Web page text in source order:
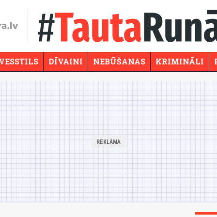
DĪVAINI NEBŪŠANAS KRIMINĀLI